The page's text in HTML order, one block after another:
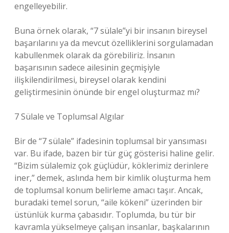
engelleyebilir.
Buna örnek olarak, “7 sülale”yi bir insanın bireysel
başarılarını ya da mevcut özelliklerini sorgulamadan
kabullenmek olarak da görebiliriz. İnsanın
başarısının sadece ailesinin geçmişiyle
ilişkilendirilmesi, bireysel olarak kendini
geliştirmesinin önünde bir engel oluşturmaz mı?
7 Sülale ve Toplumsal Algılar
Bir de “7 sülale” ifadesinin toplumsal bir yansıması
var. Bu ifade, bazen bir tür güç gösterisi haline gelir.
“Bizim sülalemiz çok güçlüdür, köklerimiz derinlere
iner,” demek, aslında hem bir kimlik oluşturma hem
de toplumsal konum belirleme amacı taşır. Ancak,
buradaki temel sorun, “aile kökeni” üzerinden bir
üstünlük kurma çabasıdır. Toplumda, bu tür bir
kavramla yükselmeye çalışan insanlar, başkalarının